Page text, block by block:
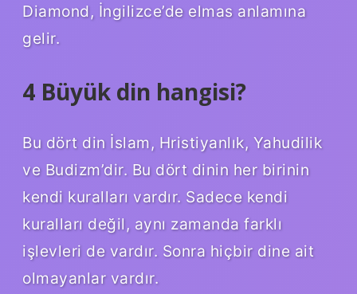
Diamond, İngilizce’de elmas anlamına
gelir.
4 Büyük din hangisi?
Bu dört din İslam, Hristiyanlık, Yahudilik
ve Budizm’dir. Bu dört dinin her birinin
kendi kuralları vardır. Sadece kendi
kuralları değil, aynı zamanda farklı
işlevleri de vardır. Sonra hiçbir dine ait
olmayanlar vardır.